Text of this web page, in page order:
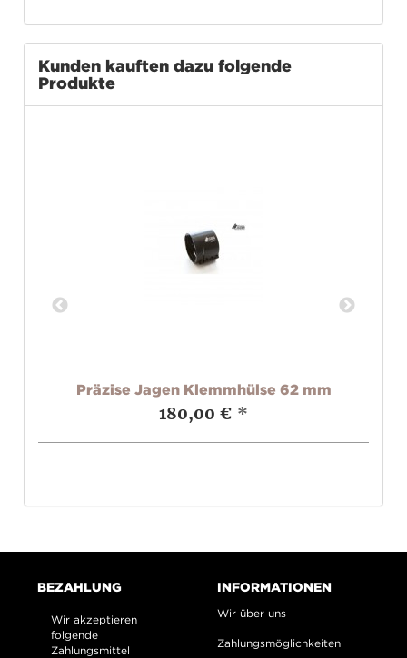
Kunden kauften dazu folgende
Produkte
Präzise Jagen Klemmhülse 62 mm
180,00 € *
BEZAHLUNG
Wir akzeptieren
folgende
Zahlungsmittel
INFORMATIONEN
Wir über uns
Zahlungsmöglichkeiten